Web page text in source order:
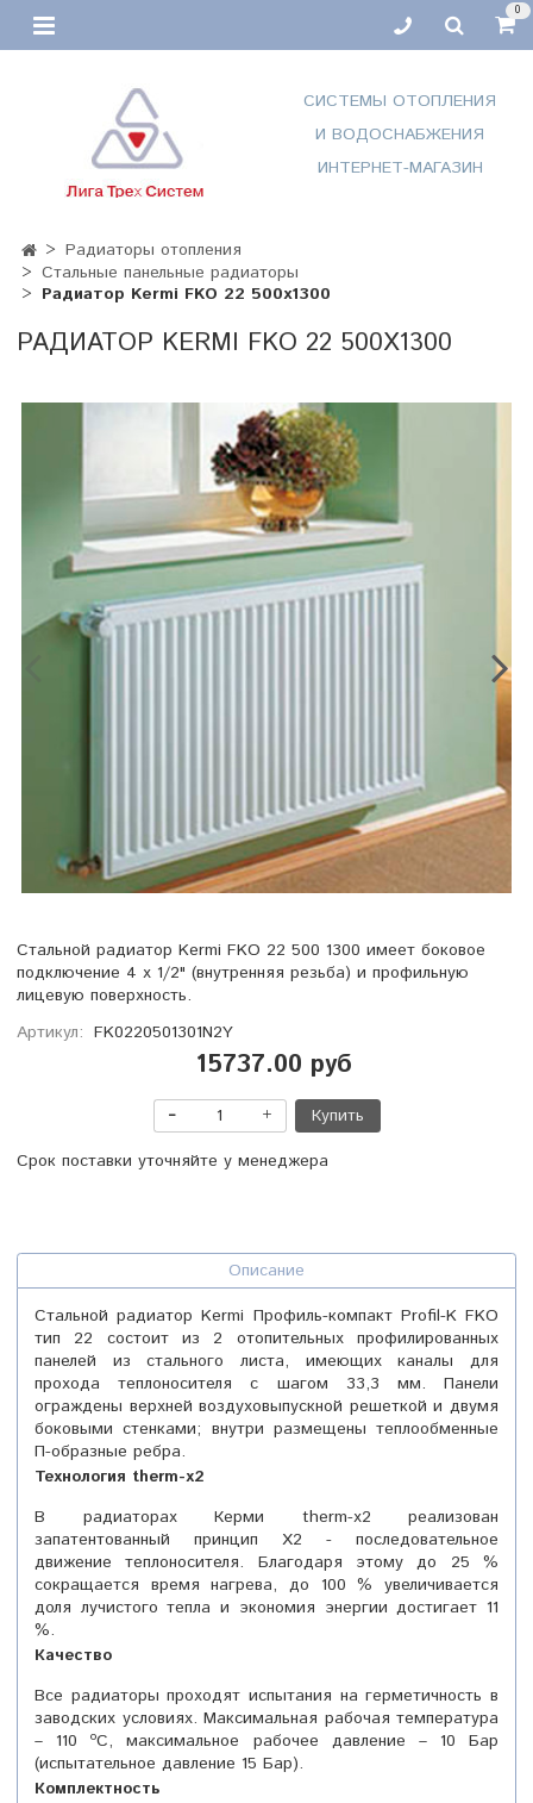
0
СИСТЕМЫ ОТОПЛЕНИЯ
И ВОДОСНАБЖЕНИЯ
ИНТЕРНЕТ-МАГАЗИН
Радиаторы отопления
Стальные панельные радиаторы
Радиатор Kermi FKO 22 500х1300
РАДИАТОР KERMI FKO 22 500Х1300
Стальной радиатор Kermi FKO 22 500 1300 имеет боковое
подключение 4 х 1/2" (внутренняя резьба) и профильную
лицевую поверхность.
Артикул: FK0220501301N2Y
15737.00 руб
Купить
Срок поставки уточняйте у менеджера
Описание
Стальной радиатор Kermi Профиль-компакт Profil-K FKO
тип 22 состоит из 2 отопительных профилированных
панелей из стального листа, имеющих каналы для
прохода теплоносителя с шагом 33,3 мм. Панели
ограждены верхней воздуховыпускной решеткой и двумя
боковыми стенками; внутри размещены теплообменные
П-образные ребра.
Технология therm-x2
В радиаторах Керми therm-x2 реализован
запатентованный принцип Х2 - последовательное
движение теплоносителя. Благодаря этому до 25 %
сокращается время нагрева, до 100 % увеличивается
доля лучистого тепла и экономия энергии достигает 11
%.
Качество
Все радиаторы проходят испытания на герметичность в
заводских условиях. Максимальная рабочая температура
– 110 ºС, максимальное рабочее давление – 10 Бар
(испытательное давление 15 Бар).
Комплектность